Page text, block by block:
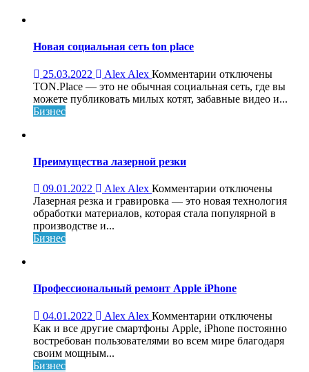
Новая социальная сеть ton place
25.03.2022 Alex Alex Комментарии к
записи
Новая
отключены
TON.Place — это не обычная социальная сеть, где вы
можете публиковать милых котят, забавные видео и...
Бизнес
Преимущества лазерной резки
09.01.2022 Alex Alex Комментарии к
записи
Преимущества
отключены
Лазерная резка и гравировка — это новая технология
обработки материалов, которая стала популярной в
производстве и...
Бизнес
Профессиональный ремонт Apple iPhone
04.01.2022 Alex Alex Комментарии к
записи
Профессиональный
отключены
Как и все другие смартфоны Apple, iPhone постоянно
востребован пользователями во всем мире благодаря
своим мощным...
Бизнес